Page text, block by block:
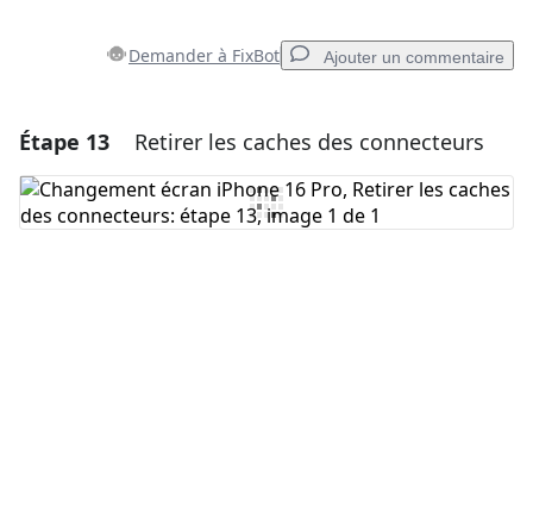
Demander à FixBot Ajouter un commentaire
Ajouter un commentaire
Ajouter un commentaire
Étape 13 Retirer les caches des connecteurs